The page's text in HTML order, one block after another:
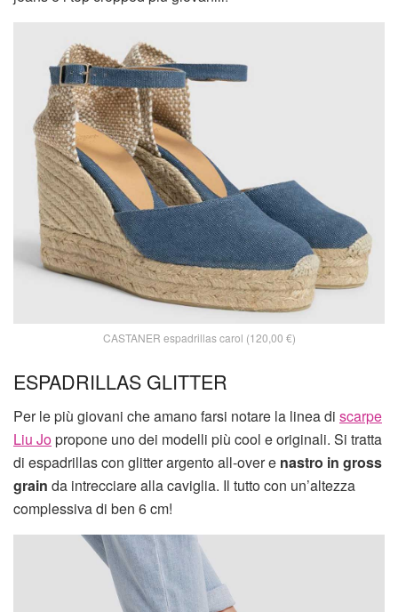
CASTANER espadrillas carol (120,00 €)
ESPADRILLAS GLITTER
Per le più giovani che amano farsi notare la linea di scarpe
Liu Jopropone uno dei modelli più cool e originali. Si tratta
di espadrillas con glitter argento all-over e nastro in gross
grain da intrecciare alla caviglia. Il tutto con un’altezza
complessiva di ben 6 cm!